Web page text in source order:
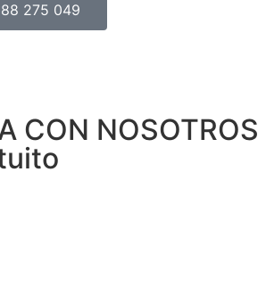
275 049
CON